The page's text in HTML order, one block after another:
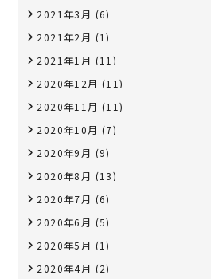
2021年3月 (6)
2021年2月 (1)
2021年1月 (11)
2020年12月 (11)
2020年11月 (11)
2020年10月 (7)
2020年9月 (9)
2020年8月 (13)
2020年7月 (6)
2020年6月 (5)
2020年5月 (1)
2020年4月 (2)